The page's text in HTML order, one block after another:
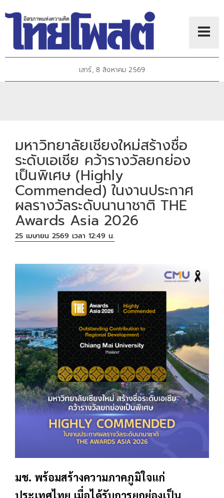
เสาร์, 8 สิงหาคม 2569
มหาวิทยาลัยเชียงใหม่สร้างชื่อ
ระดับเอเชีย คว้ารางวัลยกย่อง
เป็นพิเศษ (Highly
Commended) ในงานประกาศ
ผลรางวัลระดับนานาชาติ THE
Awards Asia 2026
25 เมษายน 2569 เวลา 12:49 น.
มช. พร้อมสร้างความภาคภูมิใจแก่
ประเทศไทย เมื่อได้รับการยกย่องเป็น